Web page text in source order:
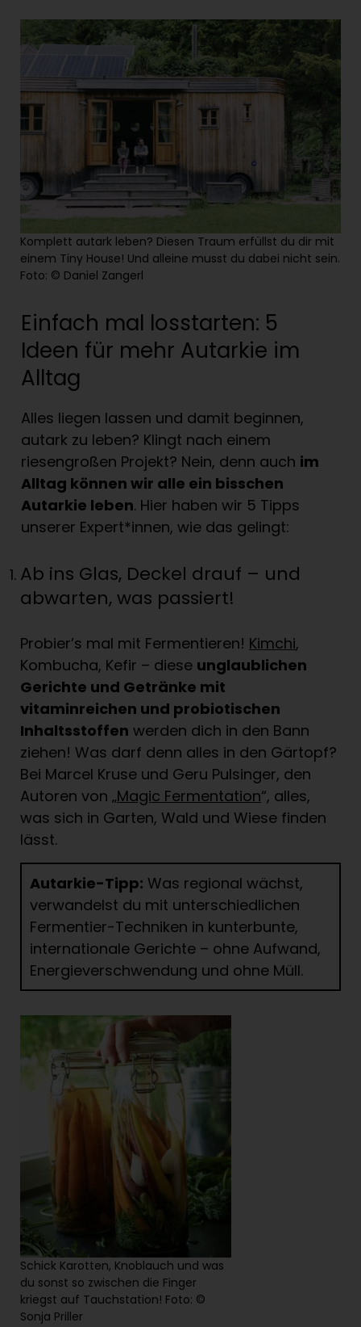
Komplett autark leben? Diesen Traum erfüllst du dir mit
einem Tiny House! Und alleine musst du dabei nicht sein.
Foto: © Daniel Zangerl
Einfach mal losstarten: 5
Ideen für mehr Autarkie im
Alltag
Alles liegen lassen und damit beginnen,
autark zu leben? Klingt nach einem
riesengroßen Projekt? Nein, denn auch im
Alltag können wir alle ein bisschen
Autarkie leben. Hier haben wir 5 Tipps
unserer Expert*innen, wie das gelingt:
Ab ins Glas, Deckel drauf – und
abwarten, was passiert!
Probier’s mal mit Fermentieren! Kimchi,
Kombucha, Kefir – diese unglaublichen
Gerichte und Getränke mit
vitaminreichen und probiotischen
Inhaltsstoffen werden dich in den Bann
ziehen! Was darf denn alles in den Gärtopf?
Bei Marcel Kruse und Geru Pulsinger, den
Autoren von „Magic Fermentation“, alles,
was sich in Garten, Wald und Wiese finden
lässt.
Autarkie-Tipp: Was regional wächst,
verwandelst du mit unterschiedlichen
Fermentier-Techniken in kunterbunte,
internationale Gerichte – ohne Aufwand,
Energieverschwendung und ohne Müll.
Schick Karotten, Knoblauch und was
du sonst so zwischen die Finger
kriegst auf Tauchstation! Foto: ©
Sonja Priller